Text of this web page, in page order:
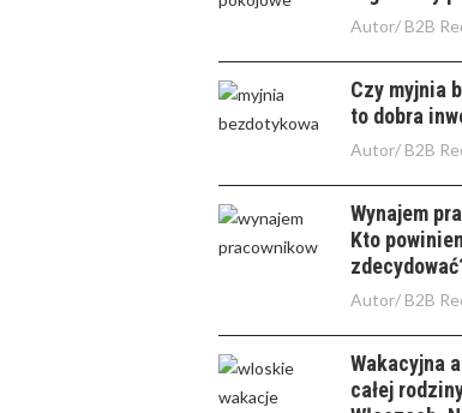
Autor/ B2B
Czy myjnia
to dobra
Autor/ B2B
Wynajem
Kto
Autor/ B2B
Wakacyjna
całej